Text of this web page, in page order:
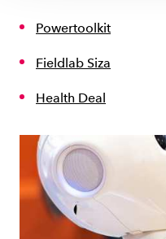
Powertoolkit
Fieldlab Siza
Health Deal